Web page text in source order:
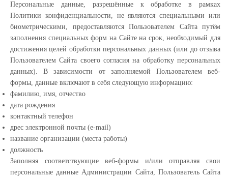
Персональные данные, разрешённые к обработке в рамках
Политики конфиденциальности, не являются специальными или
биометрическими, предоставляются Пользователем Сайта путём
заполнения специальных форм на Сайте на срок, необходимый для
достижения целей обработки персональных данных (или до отзыва
Пользователем Сайта своего согласия на обработку персональных
данных). В зависимости от заполняемой Пользователем веб-
формы, данные включают в себя следующую информацию:
фамилию, имя, отчество
дата рождения
контактный телефон
дрес электронной почты (e-mail)
название организации (места работы)
должность
Заполняя соответствующие веб-формы и/или отправляя свои
персональные данные Администрации Сайта, Пользователь Сайта